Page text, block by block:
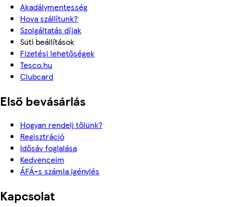
Akadálymentesség
Hova szállítunk?
Szolgáltatás díjak
Süti beállítások
Fizetési lehetőségek
Tesco.hu
Clubcard
Első bevásárlás
Hogyan rendelj tőlünk?
Regisztráció
Idősáv foglalása
Kedvenceim
ÁFÁ-s számla igénylés
Kapcsolat